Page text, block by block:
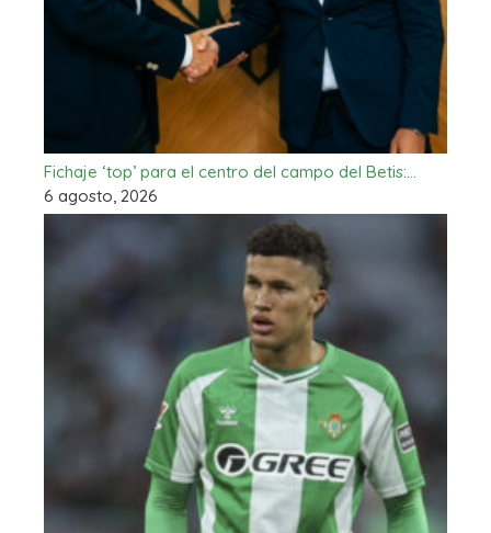
Fichaje ‘top’ para el centro del campo del Betis:…
6 agosto, 2026